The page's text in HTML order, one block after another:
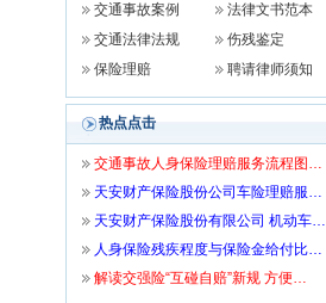
交通事故案例
法律文书范本
交通法律法规
伤残鉴定
保险理赔
聘请律师须知
热点点击
交通事故人身保险理赔服务流程图…
天安财产保险股份公司车险理赔服…
天安财产保险股份有限公司 机动车…
人身保险残疾程度与保险金给付比…
解读交强险“互碰自赔”新规 方便…